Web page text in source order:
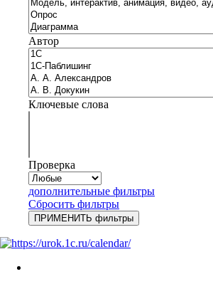
Автор
Ключевые слова
Проверка
дополнительные фильтры
Сбросить фильтры